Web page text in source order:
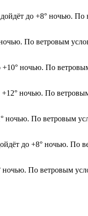
до +8° ночью.
По ветровым
ночью. По
ночью. По
ночью. По ветровым
до +8° ночью. По
По ветровым